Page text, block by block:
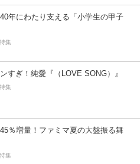
年にわたり支える「小学生の甲子
集
すぎ！純愛『（LOVE SONG）』
集
％増量！ファミマ夏の大盤振る舞
集